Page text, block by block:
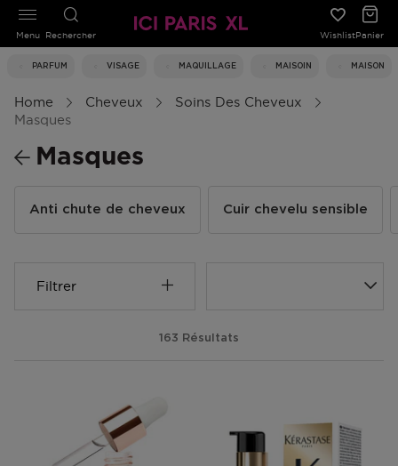
Rechercher WishlistPanier
PARFUM VISAGE MAQUILLAGE MAISOIN MAISON
Menu
Home Cheveux
Soins Des Cheveux
Masques
Masques
Anti chute de cheveux Cuir chevelu sensible
Filtrer
163 Résultats